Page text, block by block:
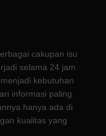
cakupan isu
selama 24 jam
kebutuhan
informasi paling
hanya ada di
kualitas yang